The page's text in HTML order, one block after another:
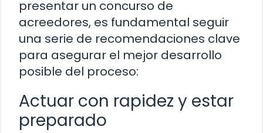
presentar un concurso de
acreedores, es fundamental seguir
una serie de recomendaciones clave
para asegurar el mejor desarrollo
posible del proceso:
Actuar con rapidez y estar
preparado